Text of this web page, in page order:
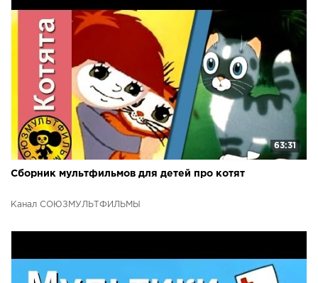
63:31
Сборник мультфильмов для детей про котят
Канал СОЮЗМУЛЬТФИЛЬМЫ